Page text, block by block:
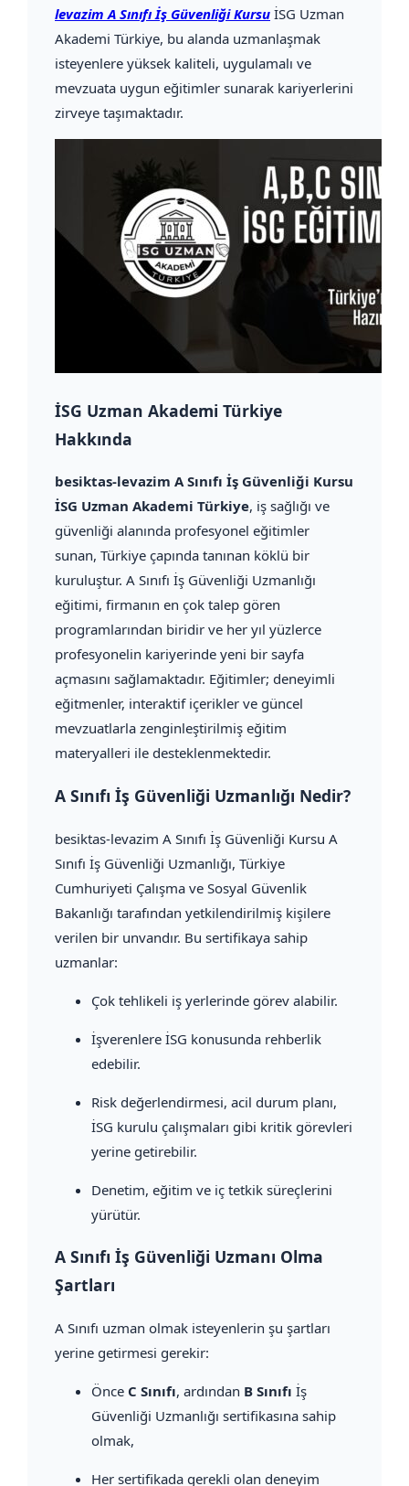
levazim A Sınıfı İş Güvenliği Kursu İSG Uzman
Akademi Türkiye, bu alanda uzmanlaşmak
isteyenlere yüksek kaliteli, uygulamalı ve
mevzuata uygun eğitimler sunarak kariyerlerini
zirveye taşımaktadır.
İSG Uzman Akademi Türkiye
Hakkında
besiktas-levazim A Sınıfı İş Güvenliği Kursu
İSG Uzman Akademi Türkiye, iş sağlığı ve
güvenliği alanında profesyonel eğitimler
sunan, Türkiye çapında tanınan köklü bir
kuruluştur. A Sınıfı İş Güvenliği Uzmanlığı
eğitimi, firmanın en çok talep gören
programlarından biridir ve her yıl yüzlerce
profesyonelin kariyerinde yeni bir sayfa
açmasını sağlamaktadır. Eğitimler; deneyimli
eğitmenler, interaktif içerikler ve güncel
mevzuatlarla zenginleştirilmiş eğitim
materyalleri ile desteklenmektedir.
A Sınıfı İş Güvenliği Uzmanlığı Nedir?
besiktas-levazim A Sınıfı İş Güvenliği Kursu A
Sınıfı İş Güvenliği Uzmanlığı, Türkiye
Cumhuriyeti Çalışma ve Sosyal Güvenlik
Bakanlığı tarafından yetkilendirilmiş kişilere
verilen bir unvandır. Bu sertifikaya sahip
uzmanlar:
Çok tehlikeli iş yerlerinde görev alabilir.
İşverenlere İSG konusunda rehberlik
edebilir.
Risk değerlendirmesi, acil durum planı,
İSG kurulu çalışmaları gibi kritik görevleri
yerine getirebilir.
Denetim, eğitim ve iç tetkik süreçlerini
yürütür.
A Sınıfı İş Güvenliği Uzmanı Olma
Şartları
A Sınıfı uzman olmak isteyenlerin şu şartları
yerine getirmesi gerekir:
Önce C Sınıfı, ardından B Sınıfı İş
Güvenliği Uzmanlığı sertifikasına sahip
olmak,
Her sertifikada gerekli olan deneyim